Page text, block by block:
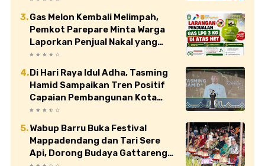
Gas Melon Kembali Melimpah,
Pemkot Parepare Minta Warga
Laporkan Penjual Nakal yang
Jual di Atas HET
Di Hari Raya Idul Adha, Tasming
Hamid Sampaikan Tren Positif
Capaian Pembangunan Kota
Parepare
Wabup Barru Buka Festival
Mappadendang dan Tari Sere
Api, Dorong Budaya Gattareng